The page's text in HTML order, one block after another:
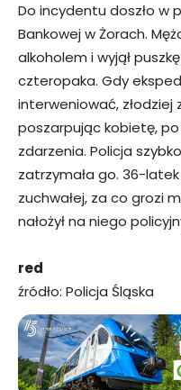
Do incydentu doszło w
Bankowej w Żorach.
alkoholem i wyjął
czteropaka. Gdy
interweniować, złodziej
poszarpując kobietę,
zdarzenia. Policja
zatrzymała go. 36-latek
zuchwałej, za co grozi
nałożył na niego
red
źródło: Policja Śląska